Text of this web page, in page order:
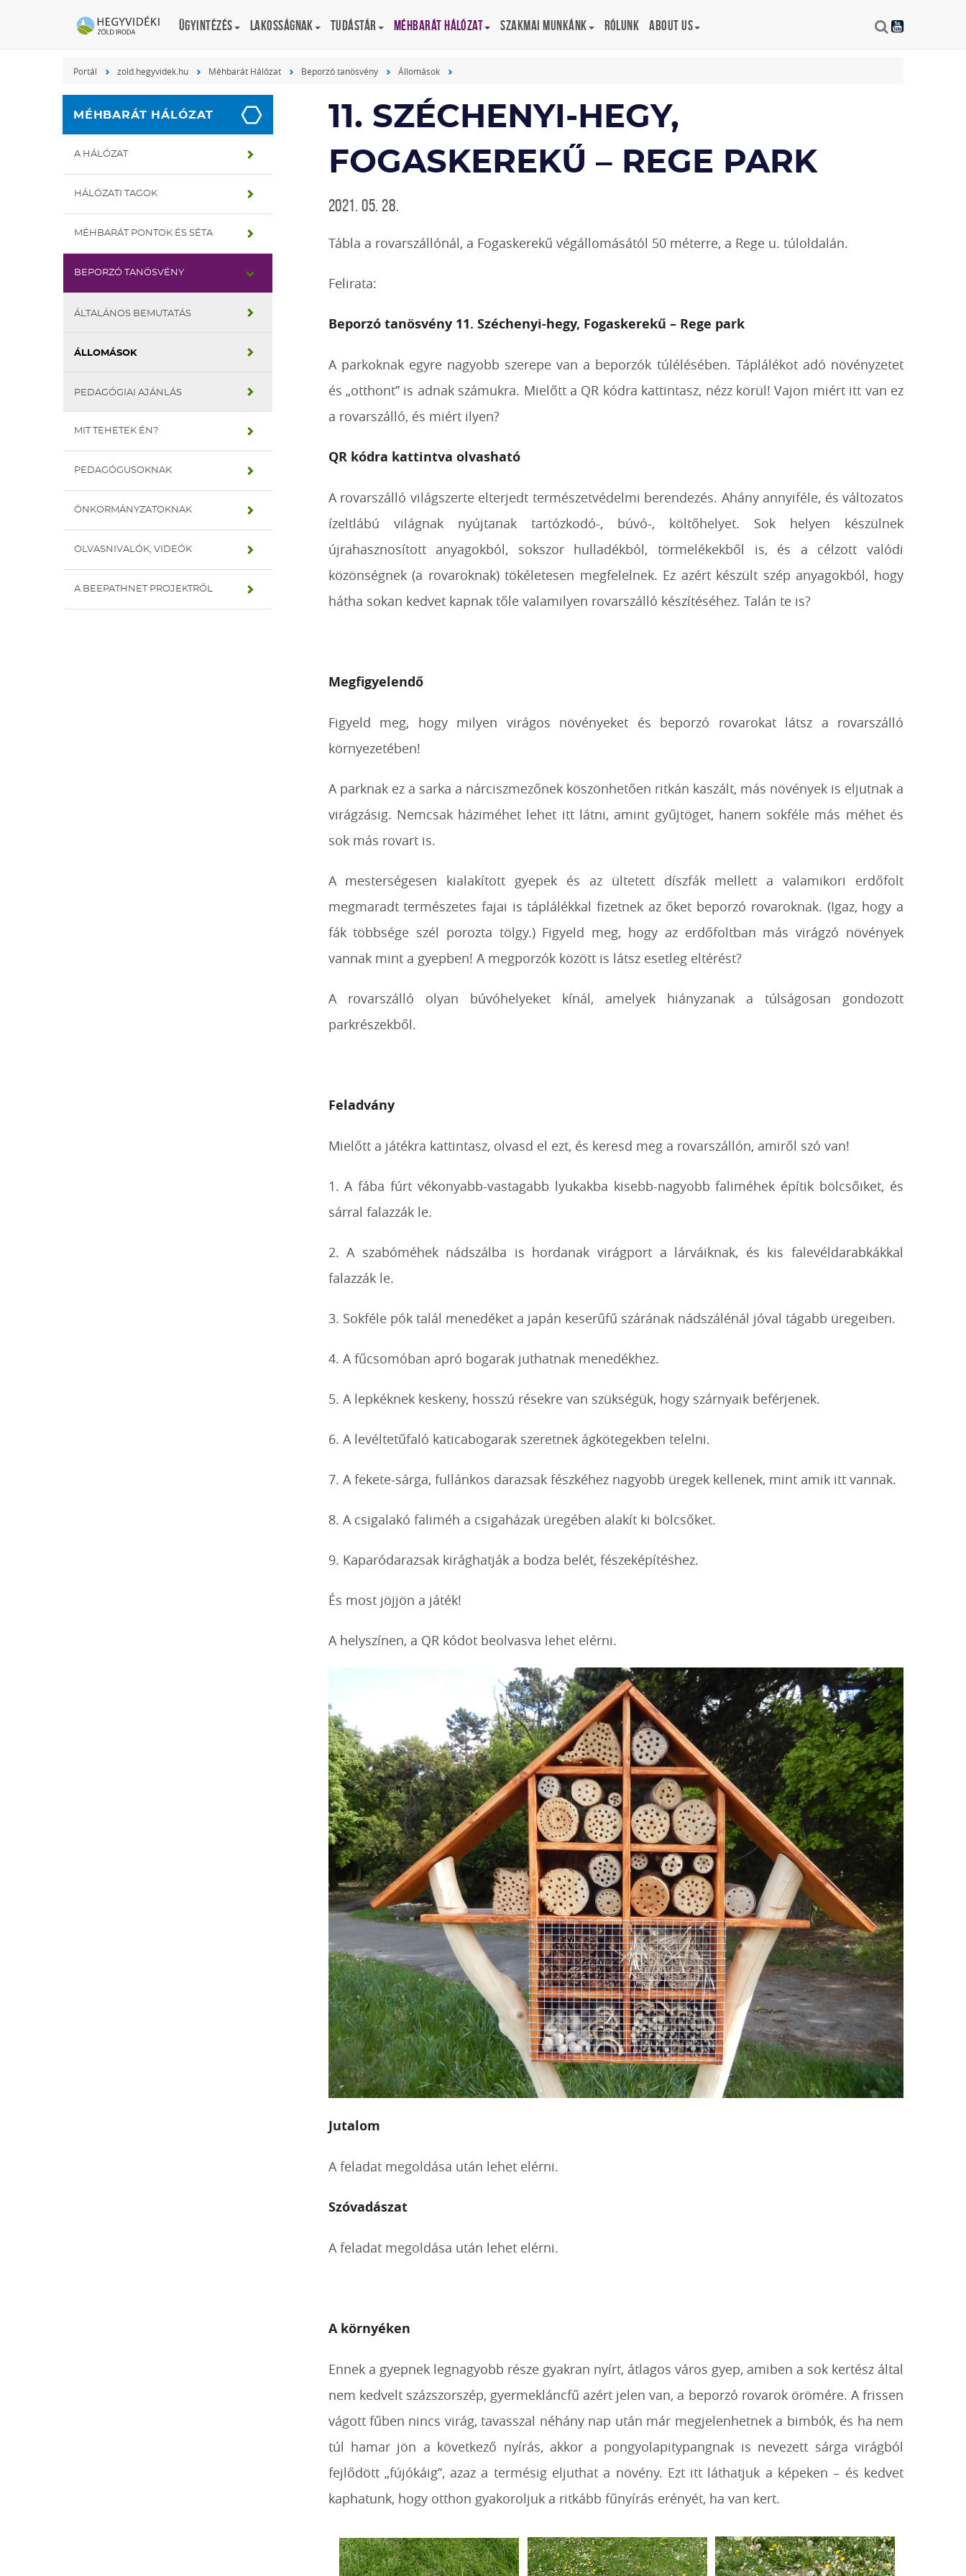
Ügyintézés Lakosságnak Tudástár Méhbarát Hálózat Szakmai munkánk Rólunk About us
Portál zold.hegyvidek.hu Méhbarát Hálózat Beporzó tanösvény Állomások
MÉHBARÁT HÁLÓZAT
A HÁLÓZAT
HÁLÓZATI TAGOK
MÉHBARÁT PONTOK ÉS SÉTA
BEPORZÓ TANÖSVÉNY
ÁLTALÁNOS BEMUTATÁS
ÁLLOMÁSOK
PEDAGÓGIAI AJÁNLÁS
MIT TEHETEK ÉN?
PEDAGÓGUSOKNAK
ÖNKORMÁNYZATOKNAK
OLVASNIVALÓK, VIDEÓK
A BEEPATHNET PROJEKTRŐL
11. SZÉCHENYI-HEGY,
FOGASKEREKŰ – REGE PARK
2021. 05. 28.
Tábla a rovarszállónál, a Fogaskerekű végállomásától 50 méterre, a Rege u. túloldalán.
Felirata:
Beporzó tanösvény 11. Széchenyi-hegy, Fogaskerekű – Rege park
A parkoknak egyre nagyobb szerepe van a beporzók túlélésében. Táplálékot adó növényzetet
és „otthont” is adnak számukra. Mielőtt a QR kódra kattintasz, nézz körül! Vajon miért itt van ez
a rovarszálló, és miért ilyen?
QR kódra kattintva olvasható
A rovarszálló világszerte elterjedt természetvédelmi berendezés. Ahány annyiféle, és változatos
ízeltlábú világnak nyújtanak tartózkodó-, búvó-, költőhelyet. Sok helyen készülnek
újrahasznosított anyagokból, sokszor hulladékból, törmelékekből is, és a célzott valódi
közönségnek (a rovaroknak) tökéletesen megfelelnek. Ez azért készült szép anyagokból, hogy
hátha sokan kedvet kapnak tőle valamilyen rovarszálló készítéséhez. Talán te is?
Megfigyelendő
Figyeld meg, hogy milyen virágos növényeket és beporzó rovarokat látsz a rovarszálló
környezetében!
A parknak ez a sarka a nárciszmezőnek köszönhetően ritkán kaszált, más növények is eljutnak a
virágzásig. Nemcsak háziméhet lehet itt látni, amint gyűjtöget, hanem sokféle más méhet és
sok más rovart is.
A mesterségesen kialakított gyepek és az ültetett díszfák mellett a valamikori erdőfolt
megmaradt természetes fajai is táplálékkal fizetnek az őket beporzó rovaroknak. (Igaz, hogy a
fák többsége szél porozta tölgy.) Figyeld meg, hogy az erdőfoltban más virágzó növények
vannak mint a gyepben! A megporzók között is látsz esetleg eltérést?
A rovarszálló olyan búvóhelyeket kínál, amelyek hiányzanak a túlságosan gondozott
parkrészekből.
Feladvány
Mielőtt a játékra kattintasz, olvasd el ezt, és keresd meg a rovarszállón, amiről szó van!
1. A fába fúrt vékonyabb-vastagabb lyukakba kisebb-nagyobb faliméhek építik bölcsőiket, és
sárral falazzák le.
2. A szabóméhek nádszálba is hordanak virágport a lárváiknak, és kis falevéldarabkákkal
falazzák le.
3. Sokféle pók talál menedéket a japán keserűfű szárának nádszálénál jóval tágabb üregeiben.
4. A fűcsomóban apró bogarak juthatnak menedékhez.
5. A lepkéknek keskeny, hosszú résekre van szükségük, hogy szárnyaik beférjenek.
6. A levéltetűfaló katicabogarak szeretnek ágkötegekben telelni.
7. A fekete-sárga, fullánkos darazsak fészkéhez nagyobb üregek kellenek, mint amik itt vannak.
8. A csigalakó faliméh a csigaházak üregében alakít ki bölcsőket.
9. Kaparódarazsak kirághatják a bodza belét, fészeképítéshez.
És most jöjjön a játék!
A helyszínen, a QR kódot beolvasva lehet elérni.
Jutalom
A feladat megoldása után lehet elérni.
Szóvadászat
A feladat megoldása után lehet elérni.
A környéken
Ennek a gyepnek legnagyobb része gyakran nyírt, átlagos város gyep, amiben a sok kertész által
nem kedvelt százszorszép, gyermekláncfű azért jelen van, a beporzó rovarok örömére. A frissen
vágott fűben nincs virág, tavasszal néhány nap után már megjelenhetnek a bimbók, és ha nem
túl hamar jön a következő nyírás, akkor a pongyolapitypangnak is nevezett sárga virágból
fejlődött „fújókáig”, azaz a termésig eljuthat a növény. Ezt itt láthatjuk a képeken – és kedvet
kaphatunk, hogy otthon gyakoroljuk a ritkább fűnyírás erényét, ha van kert.